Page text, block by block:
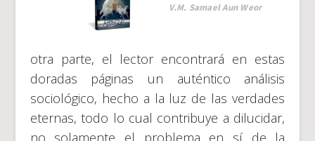
V.M. Samael Aun Weor
otra parte, el lector encontrará en estas
doradas páginas un auténtico análisis
sociológico, hecho a la luz de las verdades
eternas, todo lo cual contribuye a dilucidar,
no solamente el problema en sí de la